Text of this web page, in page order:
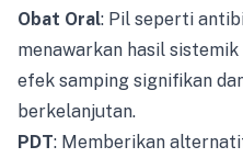
Obat Oral: Pil seperti
menawarkan hasil
efek samping signifikan
berkelanjutan.
PDT: Memberikan